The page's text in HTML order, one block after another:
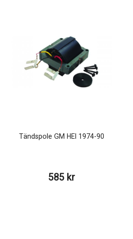
Tändspole GM HEI 1974-90
585 kr